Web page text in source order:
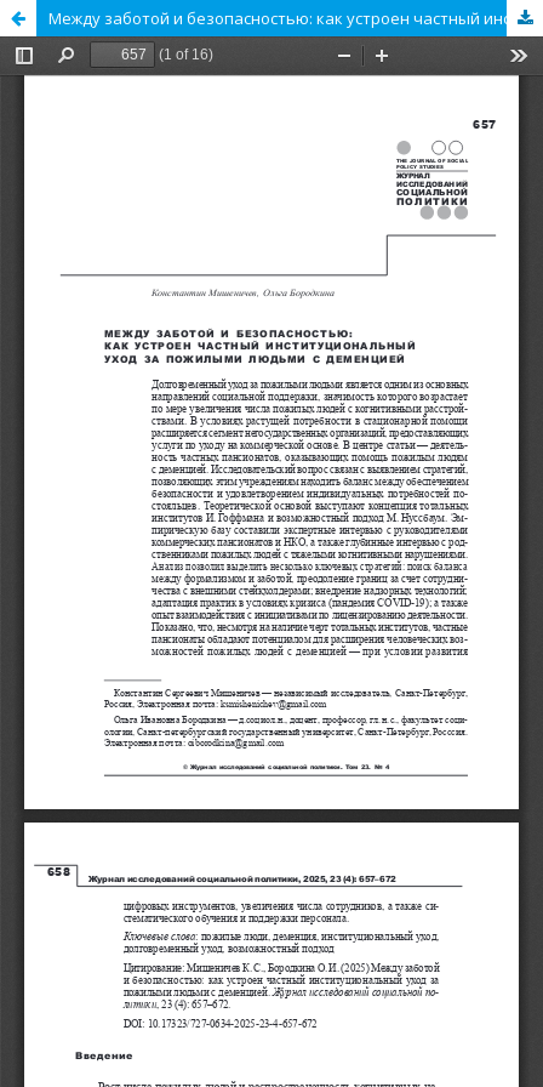
Между заботой и безопасностью: как устроен частный институциональный уход за пожилыми людьми с деменцией